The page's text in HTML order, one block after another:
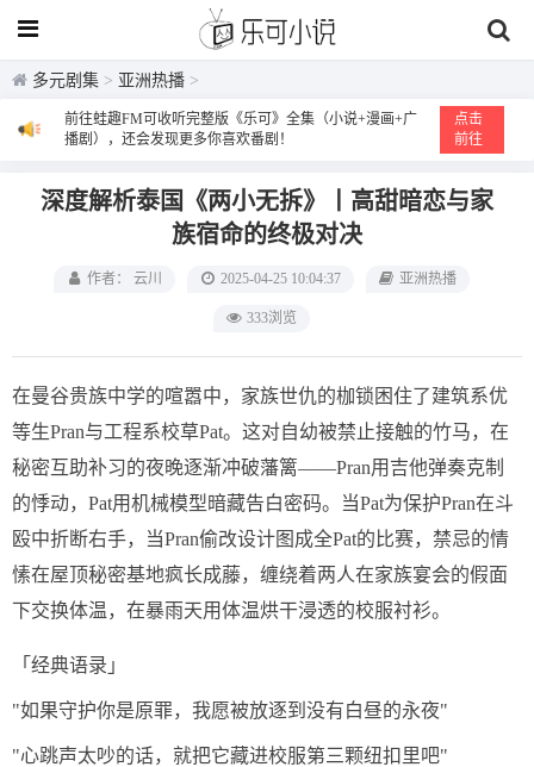
多元剧集 > 亚洲热播 >
前往蛙趣FM可收听完整版《乐可》全集（小说+漫画+广
播剧），还会发现更多你喜欢番剧！
点击
前往
深度解析泰国《两小无拆》丨高甜暗恋与家
族宿命的终极对决
作者： 云川 2025-04-25 10:04:37 亚洲热播
333浏览
在曼谷贵族中学的喧嚣中，家族世仇的枷锁困住了建筑系优
等生Pran与工程系校草Pat。这对自幼被禁止接触的竹马，在
秘密互助补习的夜晚逐渐冲破藩篱——Pran用吉他弹奏克制
的悸动，Pat用机械模型暗藏告白密码。当Pat为保护Pran在斗
殴中折断右手，当Pran偷改设计图成全Pat的比赛，禁忌的情
愫在屋顶秘密基地疯长成藤，缠绕着两人在家族宴会的假面
下交换体温，在暴雨天用体温烘干浸透的校服衬衫。
「经典语录」
"如果守护你是原罪，我愿被放逐到没有白昼的永夜"
"心跳声太吵的话，就把它藏进校服第三颗纽扣里吧"